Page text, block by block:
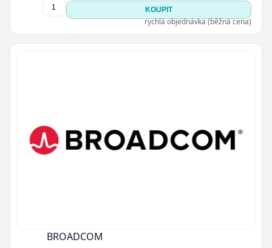
KOUPIT
rychlá objednávka (běžná cena)
BROADCOM